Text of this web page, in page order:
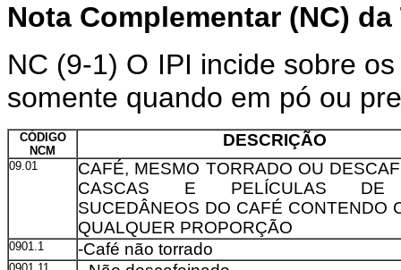
Nota Complementar (NC) da
NC (9-1) O IPI incide sobre
somente quando em pó ou
CÓDIGO
NCM
DESCRIÇÃO
09.01
CAFÉ, MESMO TORRADO OU
CASCAS E PELÍCULAS DE
SUCEDÂNEOS DO CAFÉ CONTENDO
QUALQUER PROPORÇÃO
0901.1 -Café não torrado